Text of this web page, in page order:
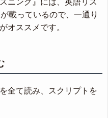
ニング』には、英語リス
載っているので、一通り
オススメです。
全て読み、スクリプトを